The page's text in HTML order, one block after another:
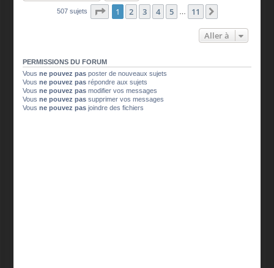
507 sujets Page 1sur11
1 2 3 4 5 11
Aller à
PERMISSIONS DU FORUM
Vousne pouvez pas poster de nouveaux sujets
Vousne pouvez pas répondre aux sujets
Vousne pouvez pas modifier vos messages
Vousne pouvez pas supprimer vos messages
Vousne pouvez pas joindre des fichiers